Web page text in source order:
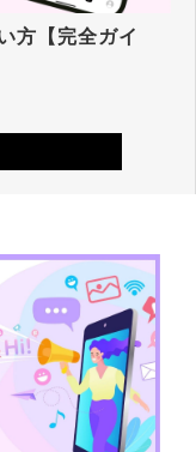
方【完全ガイ